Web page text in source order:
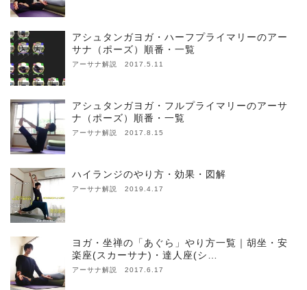
アシュタンガヨガ・ハーフプライマリーのアー
サナ（ポーズ）順番・一覧
アーサナ解説 2017.5.11
アシュタンガヨガ・フルプライマリーのアーサ
ナ（ポーズ）順番・一覧
アーサナ解説 2017.8.15
ハイランジのやり方・効果・図解
アーサナ解説 2019.4.17
ヨガ・坐禅の「あぐら」やり方一覧｜胡坐・安
楽座(スカーサナ)・達人座(シ…
アーサナ解説 2017.6.17